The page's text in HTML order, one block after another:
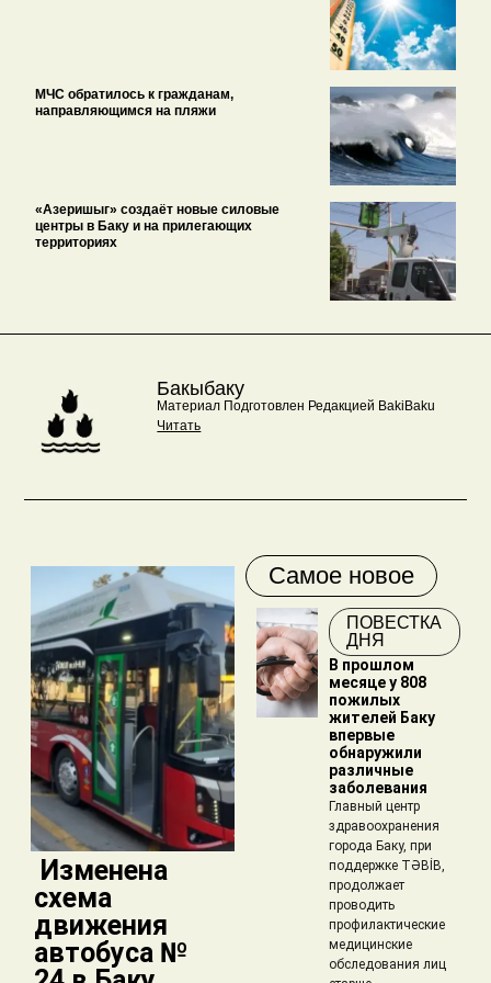
МЧС обратилось к гражданам,
направляющимся на пляжи
«Азеришыг» создаёт новые силовые
центры в Баку и на прилегающих
территориях
Бакыбаку
Материал Подготовлен Редакцией BakiBaku
Читать
​ Изменена
схема
движения
автобуса №
Самое новое
ПОВЕСТКА
ДНЯ
В прошлом
месяце у 808
пожилых
жителей Баку
впервые
обнаружили
различные
заболевания
Главный центр
здравоохранения
города Баку, при
поддержке TƏBİB,
продолжает
проводить
профилактические
медицинские
обследования лиц